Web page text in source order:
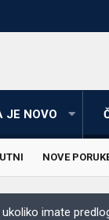
JE NOVO
NOVE
imate